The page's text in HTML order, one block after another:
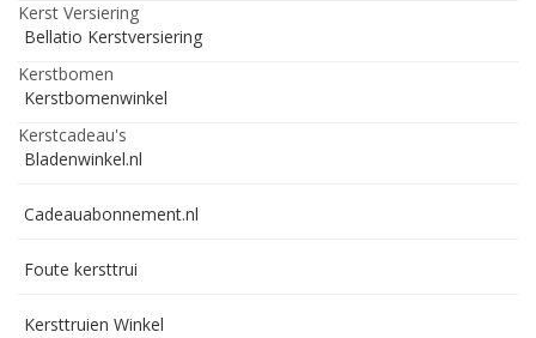
Kerst Versiering
Bellatio Kerstversiering
Kerstbomen
Kerstbomenwinkel
Kerstcadeau's
Bladenwinkel.nl
Cadeauabonnement.nl
Foute kersttrui
Kersttruien Winkel